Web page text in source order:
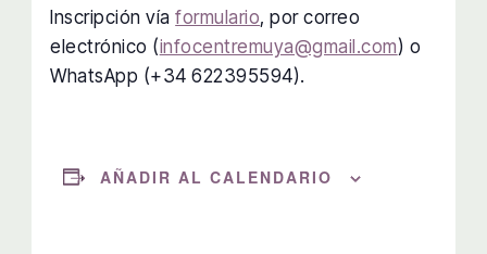
Inscripción víaformulario, por correo
electrónico (infocentremuya@gmail.com) o
WhatsApp (+34 622395594).
AÑADIR AL CALENDARIO